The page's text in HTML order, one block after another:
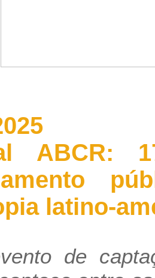
ABCR:
latino-
de